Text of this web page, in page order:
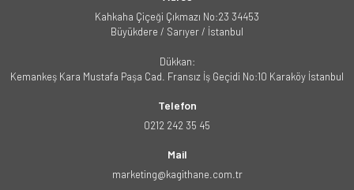
Kahkaha Çiçeği Çıkmazı No:23 34453
Büyükdere / Sarıyer / İstanbul
Dükkan:
Kemankeş Kara Mustafa Paşa Cad. Fransız İş Geçidi No:10 Karaköy İstanbul
Telefon
0212 242 35 45
Mail
marketing@kagithane.com.tr